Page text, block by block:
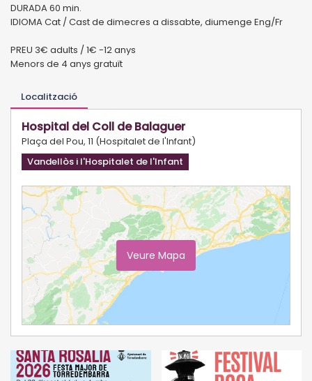
DURADA 60 min.
IDIOMA Cat / Cast de dimecres a dissabte, diumenge Eng/Fr
PREU 3€ adults / 1€ -12 anys
Menors de 4 anys gratuït
Localització
Hospital del Coll de Balaguer
Plaça del Pou, 11 (Hospitalet de l'Infant)
Vandellòs i l'Hospitalet de l'Infant
Veure Mapa